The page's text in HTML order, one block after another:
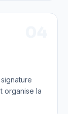
organise la